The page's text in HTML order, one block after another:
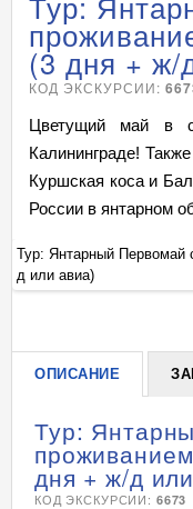
(3 дня + ж/
КОД ЭКСКУРСИИ:
Цветущий май в
Калининграде!
Куршская коса и
России в янтарном
Тур: Янтарный Первомай
д или авиа)
ОПИСАНИЕ
Тур:
дня + ж/д
КОД ЭКСКУРСИИ: 6673